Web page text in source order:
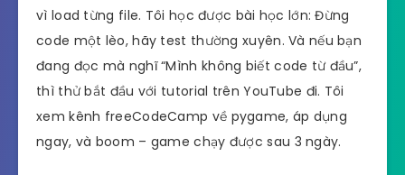
vì load từng file. Tôi học được bài học lớn: Đừng
code một lèo, hãy test thường xuyên. Và nếu bạn
đang đọc mà nghĩ “Mình không biết code từ đầu”,
thì thử bắt đầu với tutorial trên YouTube đi. Tôi
xem kênh freeCodeCamp về pygame, áp dụng
ngay, và boom – game chạy được sau 3 ngày.